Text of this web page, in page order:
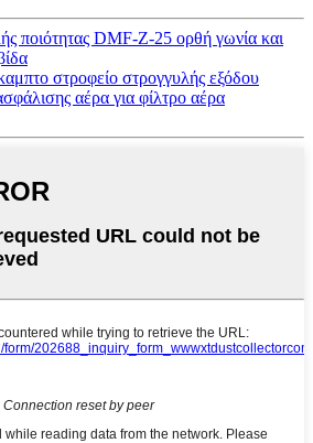
ποιότητας DMF-Z-25 ορθή γωνία και
στροφείο στρογγυλής εξόδου
αέρα για φίλτρο αέρα